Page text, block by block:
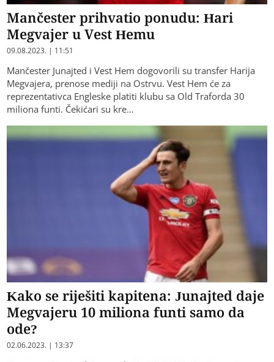
Mančester prihvatio ponudu: Hari
Megvajer u Vest Hemu
09.08.2023. | 11:51
Mančester Junajted i Vest Hem dogovorili su transfer Harija
Megvajera, prenose mediji na Ostrvu. Vest Hem će za
reprezentativca Engleske platiti klubu sa Old Traforda 30
miliona funti. Čekićari su kre…
Kako se riješiti kapitena: Junajted daje
Megvajeru 10 miliona funti samo da
ode?
02.06.2023. | 13:37